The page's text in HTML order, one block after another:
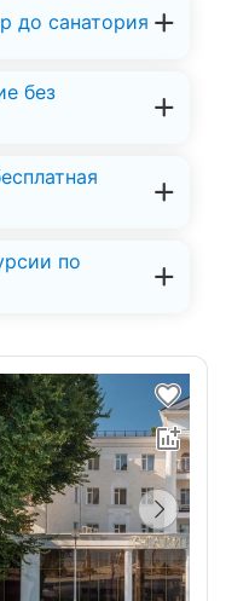
до санатория
без
по